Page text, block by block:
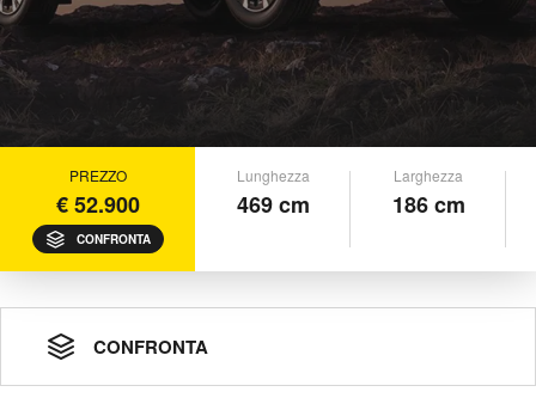
PREZZO
€ 52.900
CONFRONTA
Lunghezza
469 cm
Larghezza
186 cm
CONFRONTA